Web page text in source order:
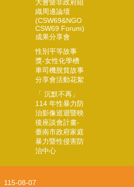
大會暨非政府組
織周邊論壇
(CSW69&NGO
CSW69 Forum)
成果分享會
性別平等故事
獎-女性化學槽
車司機脫貧故事
分享會活動花絮
「 沉默不再」
114 年性暴力防
治影像巡迴暨映
後座談會計畫-
臺南市政府家庭
暴力暨性侵害防
治中心
115-08-07